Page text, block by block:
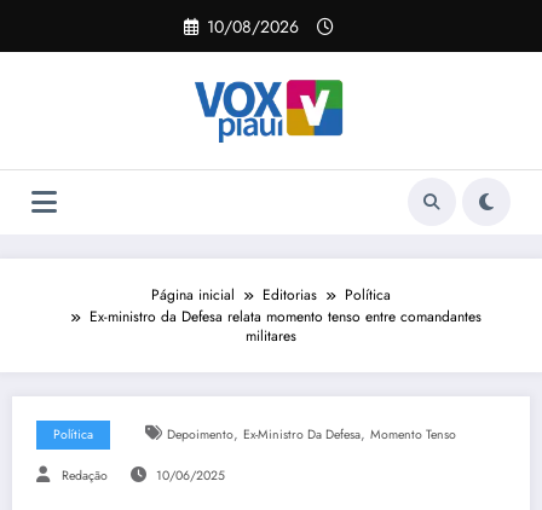
o
10/08/2026
Página inicial Editorias
Política
Ex-ministro da Defesa relata momento tenso entre comandantes
militares
Política Depoimento, Ex-Ministro Da Defesa, Momento Tenso
Redação 10/06/2025